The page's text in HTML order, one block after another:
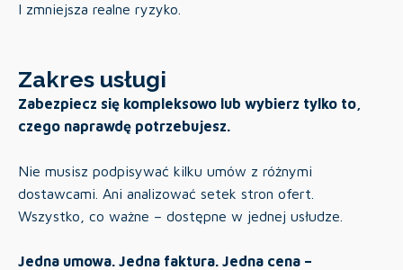
I zmniejsza realne ryzyko.
Zakres usługi
Zabezpiecz się kompleksowo lub wybierz tylko to,
czego naprawdę potrzebujesz.
Nie musisz podpisywać kilku umów z różnymi
dostawcami. Ani analizować setek stron ofert.
Wszystko, co ważne – dostępne w jednej usłudze.
Jedna umowa. Jedna faktura. Jedna cena –